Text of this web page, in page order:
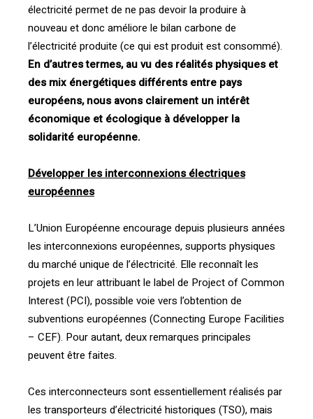
électricité permet de ne pas devoir la produire à
nouveau et donc améliore le bilan carbone de
l’électricité produite (ce qui est produit est consommé).
En d’autres termes, au vu des réalités physiques et
des mix énergétiques différents entre pays
européens, nous avons clairement un intérêt
économique et écologique à développer la
solidarité européenne.
Développer les interconnexions électriques
européennes
L’Union Européenne encourage depuis plusieurs années
les interconnexions européennes, supports physiques
du marché unique de l’électricité. Elle reconnaît les
projets en leur attribuant le label de Project of Common
Interest (PCI), possible voie vers l’obtention de
subventions européennes (Connecting Europe Facilities
– CEF). Pour autant, deux remarques principales
peuvent être faites.
Ces interconnecteurs sont essentiellement réalisés par
les transporteurs d’électricité historiques (TSO), mais